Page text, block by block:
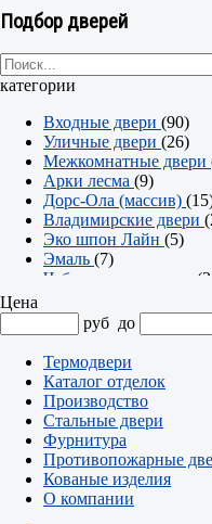
Подбор дверей
категории
Входные двери (90)
Уличные двери (26)
Межкомнатные двери
Арки лесма (9)
Дорс-Ола (массив)
Владимирские двери
Эко шпон Лайн (5)
Эмаль (7)
Чебоксарские двери
Серия Твин (2)
Серия Британия(7)
Серия Аурум
Арки(7)
Серия Эмма(21)
Серия Офис(74)
Серия Олимп(36)
Серия Модерн(18)
Серия Контур(47)
Серия Компакт(25)
Серия Классика
Цена
руб до
Термодвери
Каталог отделок
Производство
Стальные двери
Фурнитура
Противопожарные
Кованые изделия
О компании